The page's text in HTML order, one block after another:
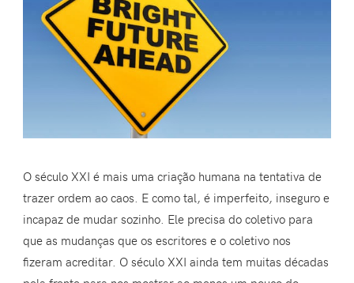
O século XXI é mais uma criação humana na tentativa de
trazer ordem ao caos. E como tal, é imperfeito, inseguro e
incapaz de mudar sozinho. Ele precisa do coletivo para
que as mudanças que os escritores e o coletivo nos
fizeram acreditar. O século XXI ainda tem muitas décadas